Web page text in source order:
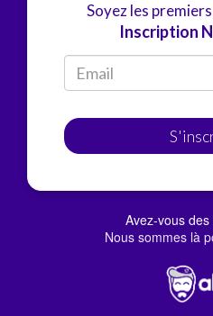
Soyez les
Inscription
Avez-vous
Nous sommes là